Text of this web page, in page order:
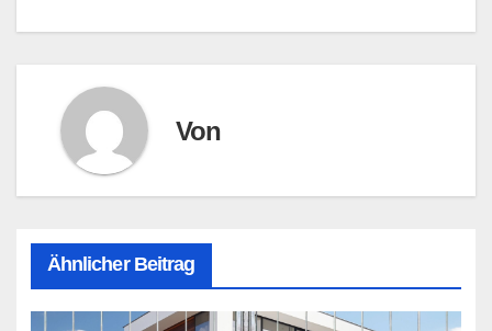
Von
Ähnlicher Beitrag